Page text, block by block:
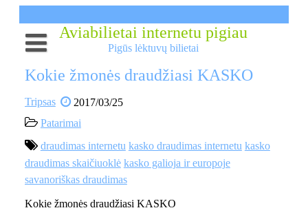
content
Aviabilietai internetu pigiau
Pigūs lėktuvų bilietai
Aviabilietai internetu
Aviabilietai
Skrendam pigiai? Tiesiogiai? Iš Vilniaus? Taip!
Pigūs lėktuvų bilietai
Lėktuvų bilietai
Pigių skrydžių pasiūlymai
Pigūs skrydžiai
Kokie žmonės draudžiasi KASKO
Tripsas
2017/03/25
Patarimai
draudimas internetu kasko draudimas internetu kasko
draudimas skaičiuoklė kasko galioja ir europoje
savanoriškas draudimas
Kokie žmonės draudžiasi KASKO